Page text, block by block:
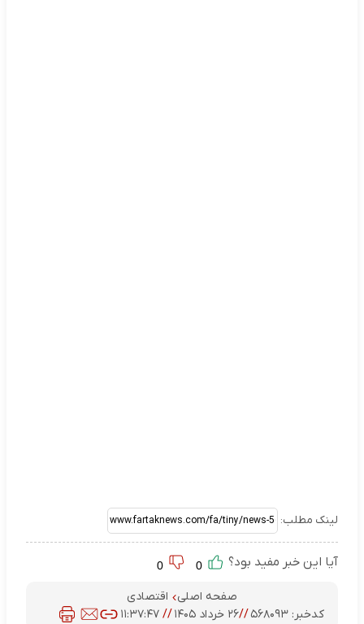
لینک مطلب:
آیا این خبر مفید بود؟
صفحه اصلی
اقتصادی
کدخبر: ۵۶۸۰۹۳ //۲۶ خرداد ۱۴۰۵ // ۱۱:۳۷:۴۷